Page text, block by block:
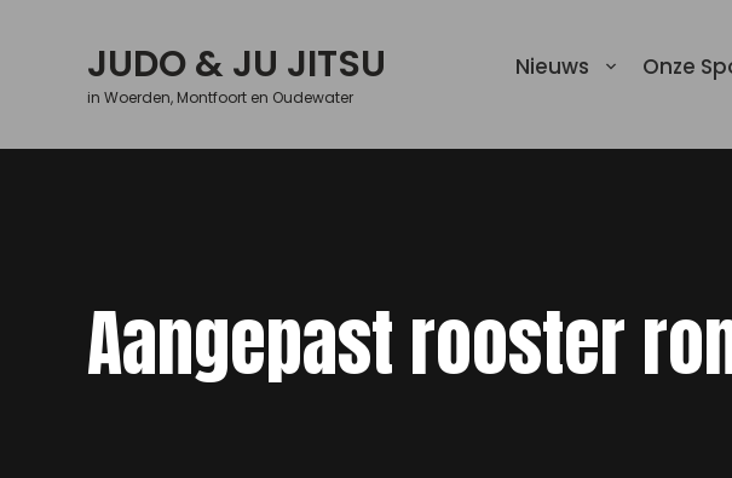
JUDO & JU JITSU
in Woerden, Montfoort en Oudewater
Nieuws Onze
Aangepast rooster